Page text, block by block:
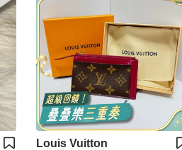
Louis Vuitton